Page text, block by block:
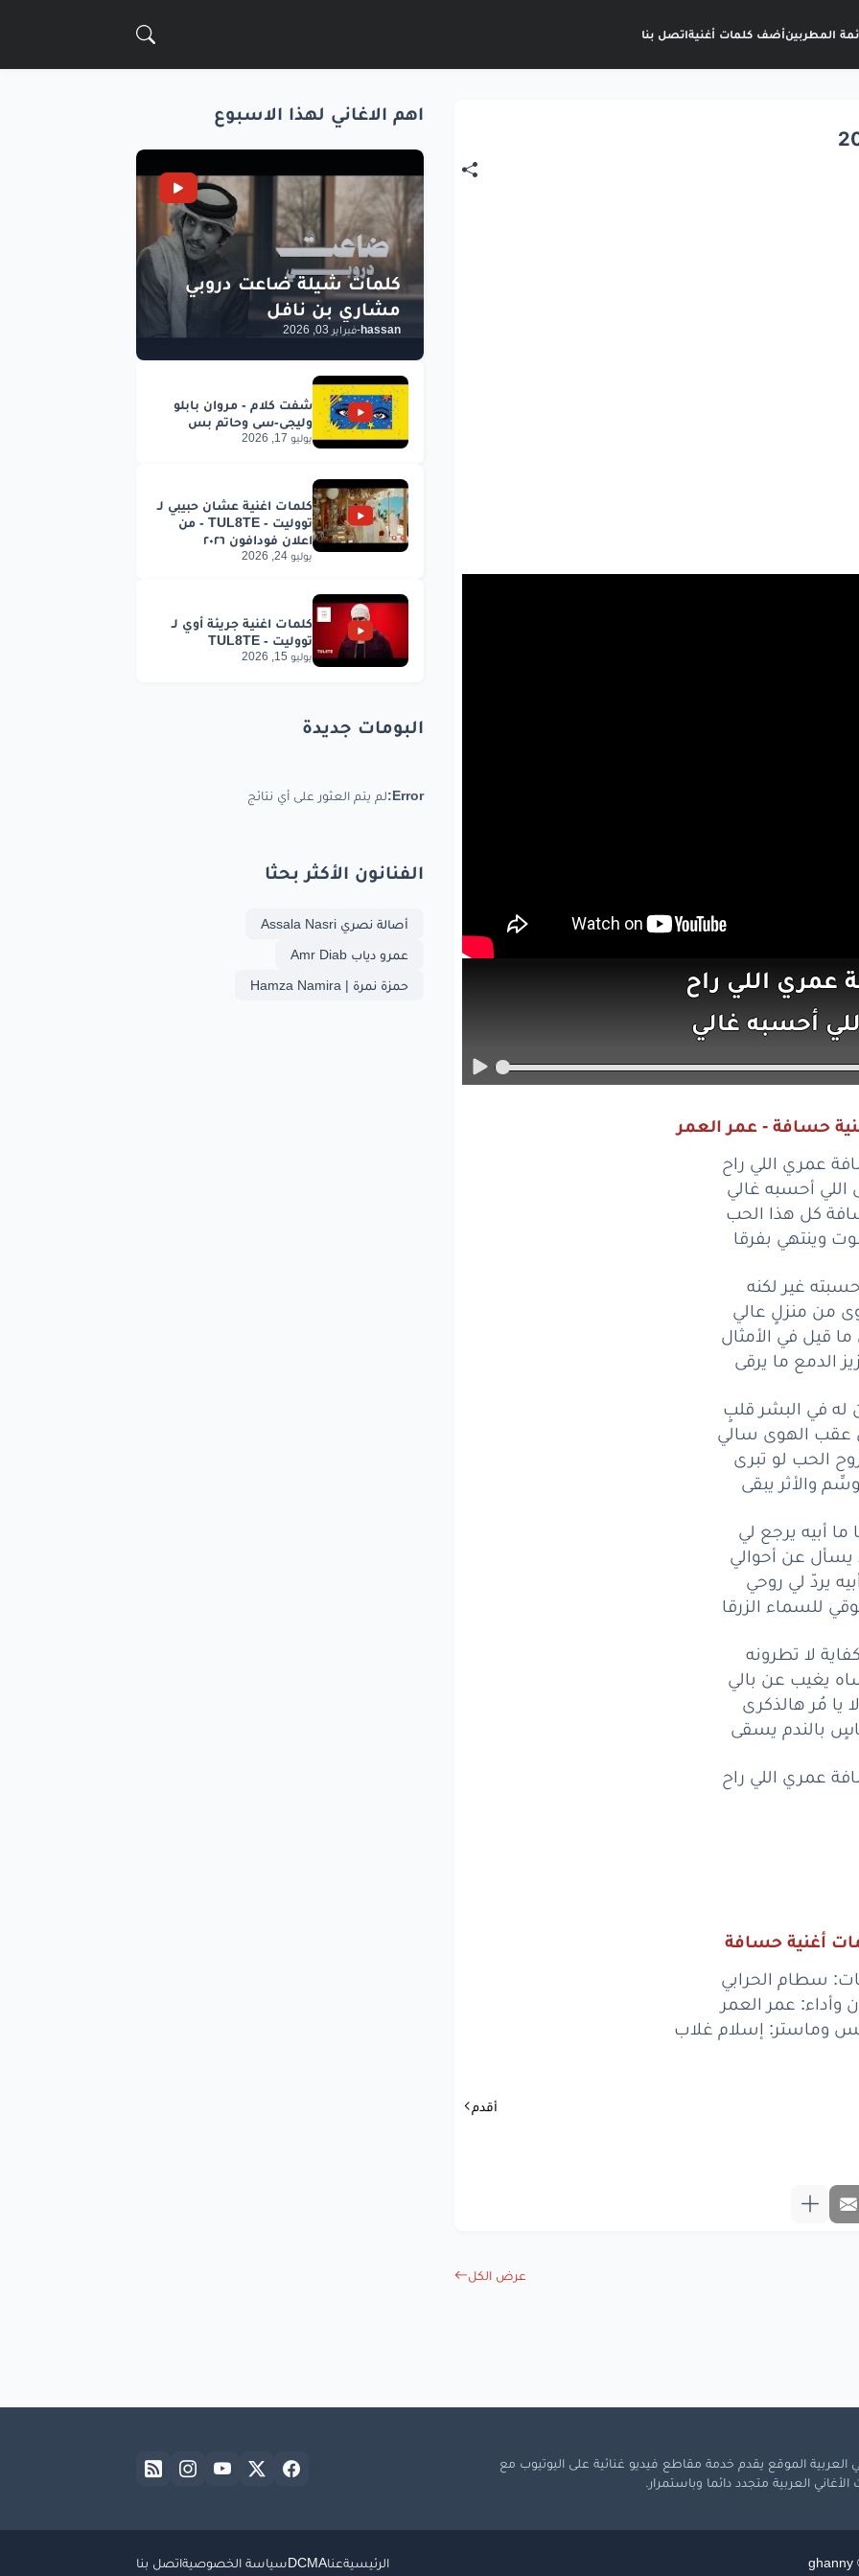
المطربينأضف كلمات أغنيةاتصل بنا
عمري اللي راح
أحسبهغالي
كلهذاالحب
منمنزلٍعالي
قيلفيالأمثال
الدمع ما
في البشر
الهوى سالي
الحبلوتبرى
والأثر يبقى
في البشر
الهوىسالي
الحب لوتبرى
والأثر يبقى
والأثريبقى
أبيهيرجعلي
عنأحوالي
يردّليروحي
يردّليروحي
للسماءالزرقا
لاتطرونه
لا
www.lyrics-
حسافة - عمر العمر
عمري اللي راح
اللي أحسبه غالي
كل هذا الحب
وينتهي بفرقا
حسبته غير لكنه
من منزلٍ عالي
قيل في الأمثال
الدمع ما يرقى
له في البشر قلبٍ
عقب الهوى سالي
الحب لو تبرى
والأثر يبقى
ما أبيه يرجع لي
يسأل عن أحوالي
يردّ لي روحي
للسماء الزرقا
كفاية لا تطرونه
يغيب عن بالي
يا مُر هالذكرى
بالندم يسقى
عمري اللي راح
أغنية حسافة
سطام الحرابي
وأداء: عمر العمر
وماستر: إسلام غلاب
أقدم
عرض الكل
اهم الاغاني لهذا الاسبوع
hassan
-فبراير 03, 2026
يوليو 17, 2026
يوليو 24, 2026
يوليو 15, 2026
البومات جديدة
Error: لم يتم العثور على أي نتائج
الفنانون الأكثر بحثا
أصالة نصري Assala Nasri
عمرو دياب Amr Diab
حمزة نمرة | Hamza Namira
العربية الموقع يقدم خدمة مقاطع فيديو غنائية على اليوتيوب مع
العربية متجدد دائما وباستمرار.
ghanny الرئيسيةعناDCMAسياسة الخصوصيةاتصل بنا